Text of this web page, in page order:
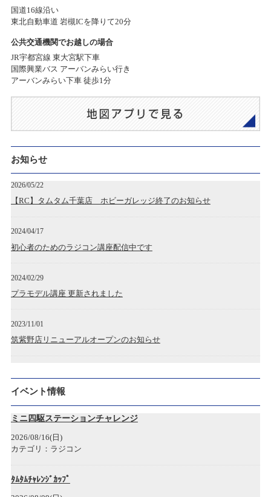
国道16線沿い
東北自動車道 岩槻ICを降りて20分
公共交通機関でお越しの場合
JR宇都宮線 東大宮駅下車
国際興業バス アーバンみらい行き
アーバンみらい下車 徒歩1分
お知らせ
2026/05/22
【RC】タムタム千葉店 ホビーガレッジ終了のお知らせ
2024/04/17
初心者のためのラジコン講座配信中です
2024/02/29
プラモデル講座 更新されました
2023/11/01
筑紫野店リニューアルオープンのお知らせ
広島アルパーク店 開店のお知らせ
2022/12/19
神戸三宮店開店のお知らせ
年末年始各店舗営業時間のお知らせ
イベント情報
ミニ四駆ステーションチャレンジ
2026/08/16(日)
カテゴリ：ラジコン
ﾀﾑﾀﾑﾁｬﾚﾝｼﾞｶｯﾌﾟ